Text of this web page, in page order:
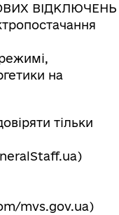
ВІДКЛЮЧЕНЬ
на
тільки
mvs.gov.ua)